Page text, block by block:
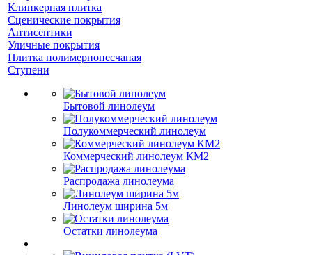
Клинкерная плитка
Сценические покрытия
Антисептики
Уличные покрытия
Плитка полимернопесчаная
Ступени
Бытовой линолеум
Полукоммерческий линолеум
Коммерческий линолеум КМ2
Распродажа линолеума
Линолеум ширина 5м
Остатки линолеума